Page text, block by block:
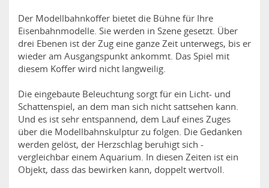
Der Modellbahnkoffer bietet die Bühne für Ihre
Eisenbahnmodelle. Sie werden in Szene gesetzt. Über
drei Ebenen ist der Zug eine ganze Zeit unterwegs, bis er
wieder am Ausgangspunkt ankommt. Das Spiel mit
diesem Koffer wird nicht langweilig.
Die eingebaute Beleuchtung sorgt für ein Licht- und
Schattenspiel, an dem man sich nicht sattsehen kann.
Und es ist sehr entspannend, dem Lauf eines Zuges
über die Modellbahnskulptur zu folgen. Die Gedanken
werden gelöst, der Herzschlag beruhigt sich -
vergleichbar einem Aquarium. In diesen Zeiten ist ein
Objekt, dass das bewirken kann, doppelt wertvoll.